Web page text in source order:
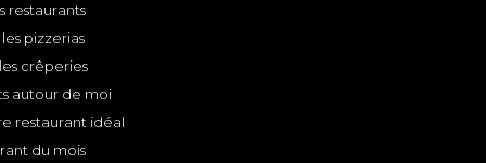
restaurants
pizzerias
crêperies
autour de moi
restaurant idéal
du mois